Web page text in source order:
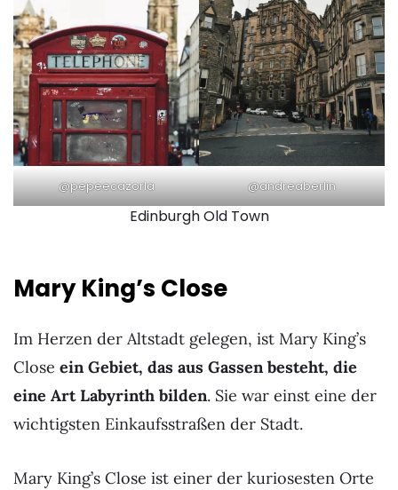
@pepeecazorla @andreaberlin
Edinburgh Old Town
Mary King’s Close
Im Herzen der Altstadt gelegen, ist Mary King’s
Close ein Gebiet, das aus Gassen besteht, die
eine Art Labyrinth bilden. Sie war einst eine der
wichtigsten Einkaufsstraßen der Stadt.
Mary King’s Close ist einer der kuriosesten Orte